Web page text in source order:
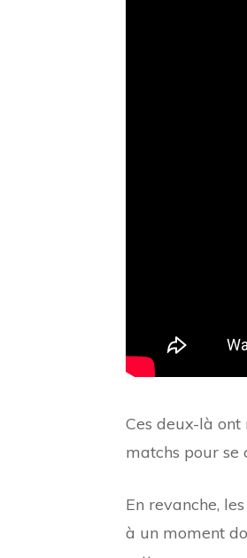
Ces deux-là
matchs pour se
En revanche,
à un moment